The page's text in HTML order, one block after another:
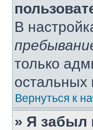
В
только
остальных
Вернуться к
» Я забыл